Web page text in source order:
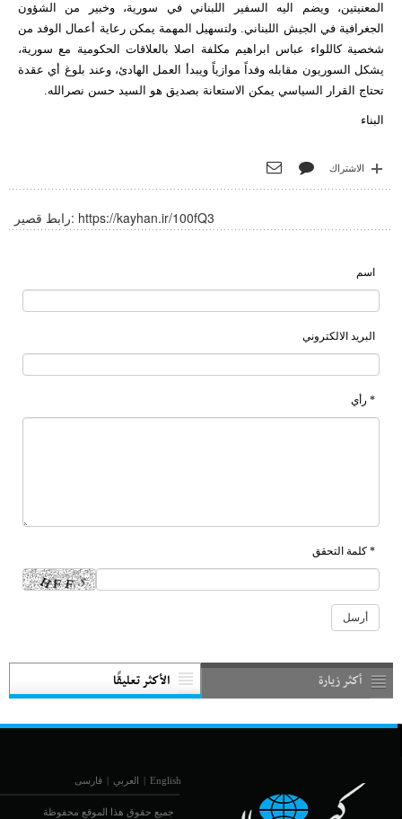
المعنيتين، ويضم اليه السفير اللبناني في سورية، وخبير من الشؤون
الجغرافية في الجيش اللبناني. ولتسهيل المهمة يمكن رعاية أعمال الوفد من
شخصية كاللواء عباس ابراهيم مكلفة اصلا بالعلاقات الحكومية مع سورية،
يشكل السوريون مقابله وفداً موازياً ويبدأ العمل الهادئ، وعند بلوغ أي عقدة
تحتاج القرار السياسي يمكن الاستعانة بصديق هو السيد حسن نصرالله.
البناء
الاشتراك
رابط قصير: https://kayhan.ir/100fQ3
اسم
البريد الالكتروني
* رأي
* كلمة التحقق
أكثر زيارة الأكثر تعليقًا
English
| العربي | فارسی
جميع حقوق هذا الموقع محفوظة